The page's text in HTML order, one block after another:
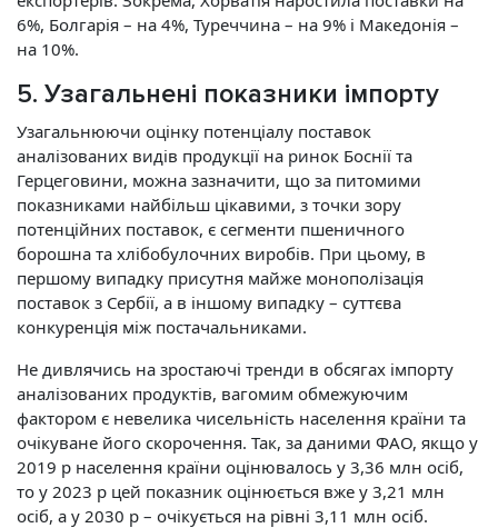
6%, Болгарія – на 4%, Туреччина – на 9% і Македонія –
на 10%.
5. Узагальнені показники імпорту
Узагальнюючи оцінку потенціалу поставок
аналізованих видів продукції на ринок Боснії та
Герцеговини, можна зазначити, що за питомими
показниками найбільш цікавими, з точки зору
потенційних поставок, є сегменти пшеничного
борошна та хлібобулочних виробів. При цьому, в
першому випадку присутня майже монополізація
поставок з Сербії, а в іншому випадку – суттєва
конкуренція між постачальниками.
Не дивлячись на зростаючі тренди в обсягах імпорту
аналізованих продуктів, вагомим обмежуючим
фактором є невелика чисельність населення країни та
очікуване його скорочення. Так, за даними ФАО, якщо у
2019 р населення країни оцінювалось у 3,36 млн осіб,
то у 2023 р цей показник оцінюється вже у 3,21 млн
осіб, а у 2030 р – очікується на рівні 3,11 млн осіб.